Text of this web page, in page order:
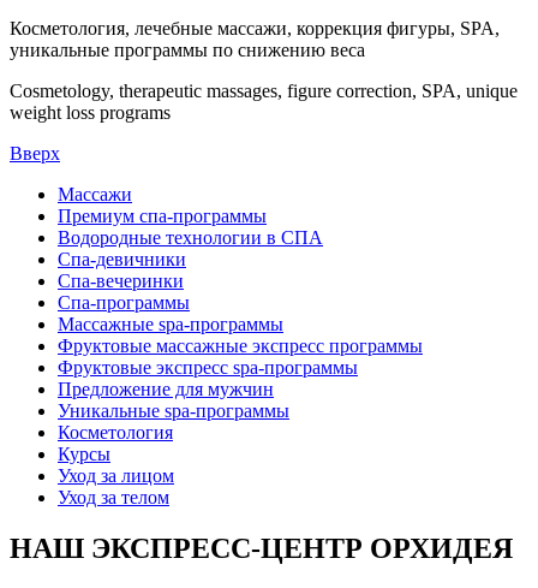
Косметология, лечебные массажи, коррекция фигуры, SPA,
уникальные программы по снижению веса
Cosmetology, therapeutic massages, figure correction, SPA, unique
weight loss programs
Вверх
Массажи
Премиум спа-программы
Водородные технологии в СПА
Спа-девичники
Спа-вечеринки
Спа-программы
Массажные spa-программы
Фруктовые массажные экспресс программы
Фруктовые экспресс spa-программы
Предложение для мужчин
Уникальные spa-программы
Косметология
Курсы
Уход за лицом
Уход за телом
НАШ ЭКСПРЕСС-ЦЕНТР ОРХИДЕЯ